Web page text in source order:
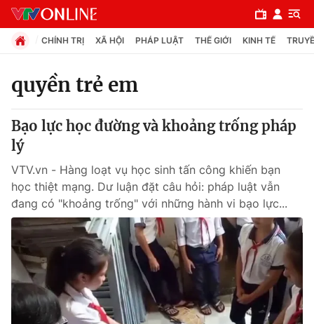
Chuyên mục
Chính trị
Xã hội
Pháp luật
Y tế
Thế giới
CHÍNH TRỊ XÃ HỘI PHÁP LUẬT THẾ GIỚI KINH TẾ
quyền trẻ em
Bạo lực học đường và khoảng trống pháp
lý
VTV.vn - Hàng loạt vụ học sinh tấn công khiến bạn
học thiệt mạng. Dư luận đặt câu hỏi: pháp luật vẫn
đang có "khoảng trống" với những hành vi bạo lực...